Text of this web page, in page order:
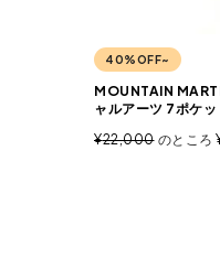
40%OFF~
MOUNTAIN
ャルアーツ 7ポケ
¥22,000 のところ